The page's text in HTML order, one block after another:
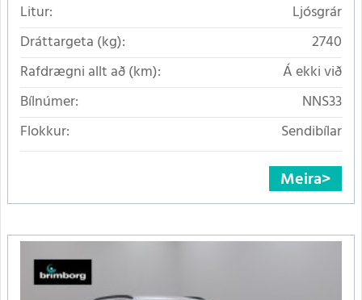
Litur:
Ljósgrár
Dráttargeta (kg):
2740
Rafdrægni allt að (km):
Á ekki við
Bílnúmer:
NNS33
Flokkur:
Sendibílar
Meira